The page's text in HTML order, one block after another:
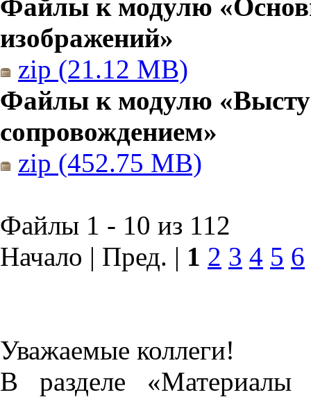
Файлы к модулю
изображений»
zip (21.12 MB)
Файлы к модулю
сопровождением»
zip (452.75 MB)
Файлы 1 - 10 из 112
Начало | Пред. | 1 2 3 4 5 6
Уважаемые коллеги!
В разделе «Материалы